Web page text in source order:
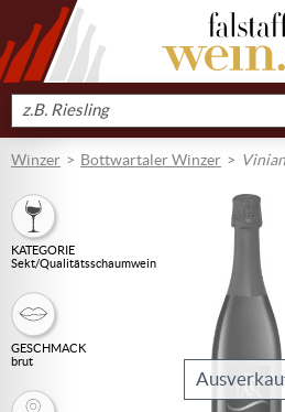
Produkt
suchen
Winzer Bottwartaler Winzer
KATEGORIE
Sekt/Qualitätsschaumwein
GESCHMACK
brut